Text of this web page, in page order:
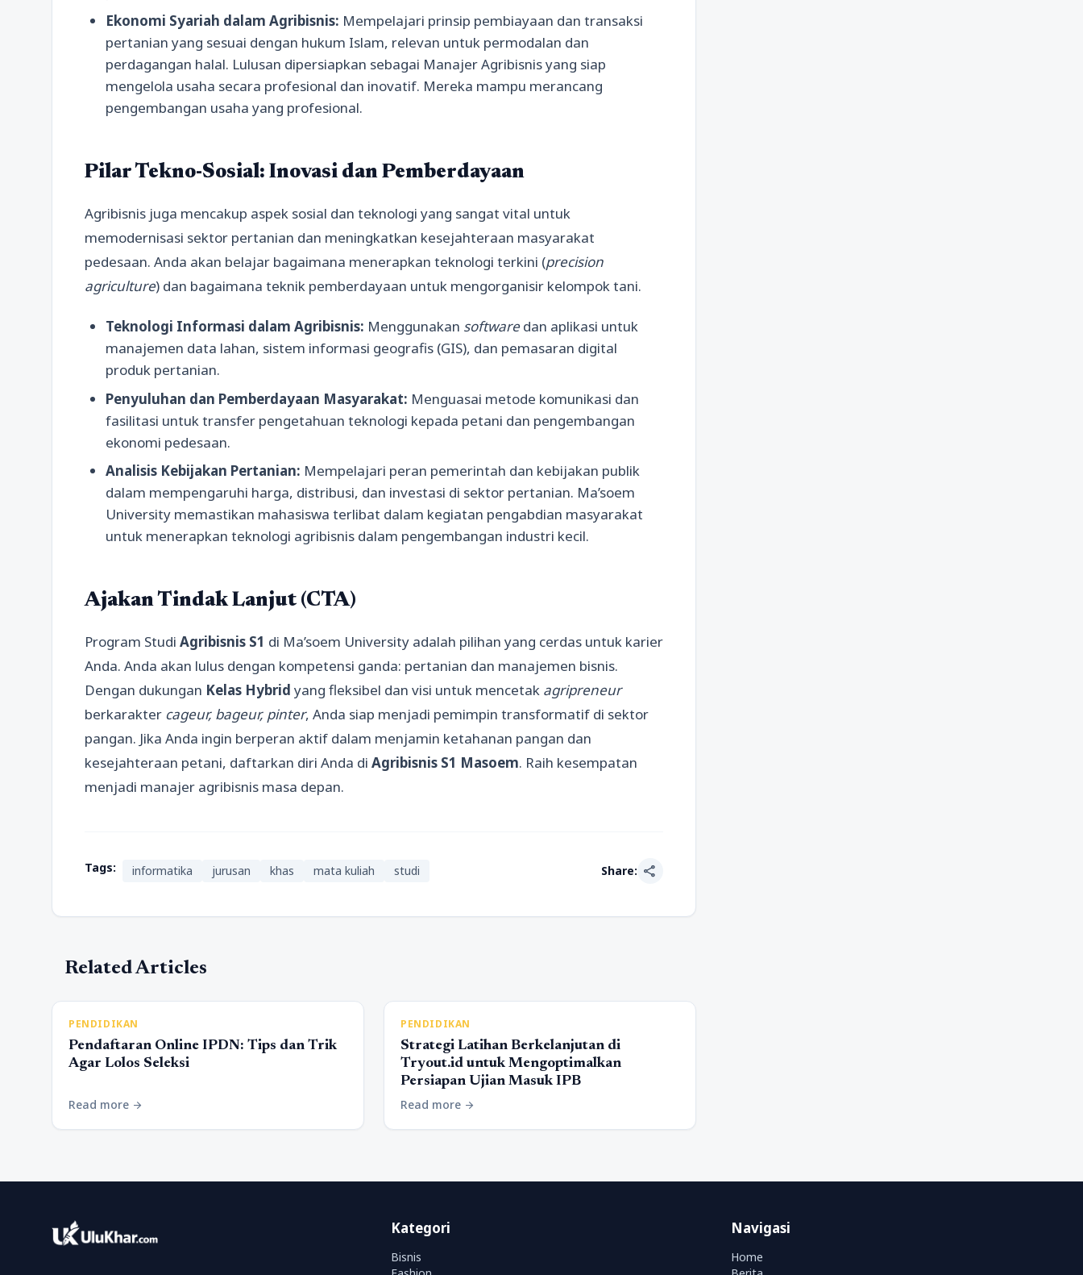
Ekonomi Syariah dalam Agribisnis: Mempelajari prinsip pembiayaan dan transaksi
pertanian yang sesuai dengan hukum Islam, relevan untuk permodalan dan
perdagangan halal. Lulusan dipersiapkan sebagai Manajer Agribisnis yang siap
mengelola usaha secara profesional dan inovatif. Mereka mampu merancang
pengembangan usaha yang profesional.
Pilar Tekno-Sosial: Inovasi dan Pemberdayaan
Agribisnis juga mencakup aspek sosial dan teknologi yang sangat vital untuk
memodernisasi sektor pertanian dan meningkatkan kesejahteraan masyarakat
pedesaan. Anda akan belajar bagaimana menerapkan teknologi terkini (precision
agriculture) dan bagaimana teknik pemberdayaan untuk mengorganisir kelompok tani.
Teknologi Informasi dalam Agribisnis: Menggunakan softwaredan aplikasi untuk
manajemen data lahan, sistem informasi geografis (GIS), dan pemasaran digital
produk pertanian.
Penyuluhan dan Pemberdayaan Masyarakat: Menguasai metode komunikasi dan
fasilitasi untuk transfer pengetahuan teknologi kepada petani dan pengembangan
ekonomi pedesaan.
Analisis Kebijakan Pertanian: Mempelajari peran pemerintah dan kebijakan publik
dalam mempengaruhi harga, distribusi, dan investasi di sektor pertanian. Ma’soem
University memastikan mahasiswa terlibat dalam kegiatan pengabdian masyarakat
untuk menerapkan teknologi agribisnis dalam pengembangan industri kecil.
Ajakan Tindak Lanjut (CTA)
Program Studi Agribisnis S1 di Ma’soem University adalah pilihan yang cerdas untuk karier
Anda. Anda akan lulus dengan kompetensi ganda: pertanian dan manajemen bisnis.
Dengan dukungan Kelas Hybrid yang fleksibel dan visi untuk mencetak agripreneur
berkarakter cageur, bageur, pinter, Anda siap menjadi pemimpin transformatif di sektor
pangan. Jika Anda ingin berperan aktif dalam menjamin ketahanan pangan dan
kesejahteraan petani, daftarkan diri Anda di Agribisnis S1 Masoem. Raih kesempatan
menjadi manajer agribisnis masa depan.
Tags: informatika jurusan khas mata kuliah studi Share: share
Related Articles
PENDIDIKAN
Pendaftaran Online IPDN: Tips dan Trik
Agar Lolos Seleksi
Read more arrow_forward
PENDIDIKAN
Strategi Latihan Berkelanjutan di
Tryout.id untuk Mengoptimalkan
Persiapan Ujian Masuk IPB
Read more arrow_forward
Kategori
Bisnis
Navigasi
Home